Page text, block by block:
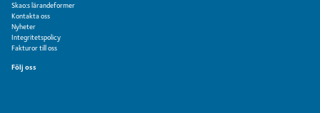
Skao:s lärandeformer
Kontakta oss
Nyheter
Integritetspolicy
Fakturor till oss
Följ oss